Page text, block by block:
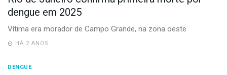
Hesea
Sistemas
dengue em 2025
Vítima era morador de Campo Grande, na zona oeste
HÁ 2 ANOS
DENGUE